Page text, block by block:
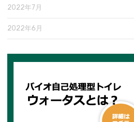
2022年7月
2022年6月